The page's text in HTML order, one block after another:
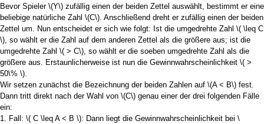
Bevor Spieler \(Y\) zufällig einen der beiden Zettel auswählt, bestimmt er eine
beliebige natürliche Zahl \(C\) . Anschließend dreht er zufällig einen der beiden
Zettel um. Nun entscheidet er sich wie folgt: Ist die umgedrehte Zahl \( \leq C
\) , so wählt er die Zahl auf dem anderen Zettel als die größere aus; ist die
umgedrehte Zahl \( > C\) , so wählt er die soeben umgedrehte Zahl als die
größere aus. Erstaunlicherweise ist nun die Gewinnwahrscheinlichkeit \( >
50\% \)
Wir setzen zunächst die Bezeichnung der beiden Zahlen auf \(A < B\) fest.
Dann tritt direkt nach der Wahl von \(C\) genau einer der drei folgenden Fälle
ein:
1. Fall: \( C \leq A < B \): Dann liegt die Gewinnwahrscheinlichkeit bei \